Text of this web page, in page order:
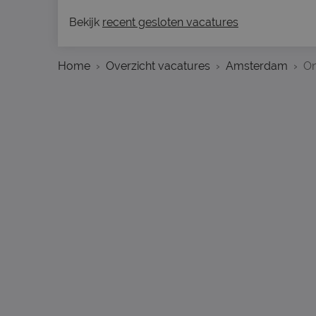
Bekijk recent gesloten vacatures
Home Overzicht vacatures Amsterdam